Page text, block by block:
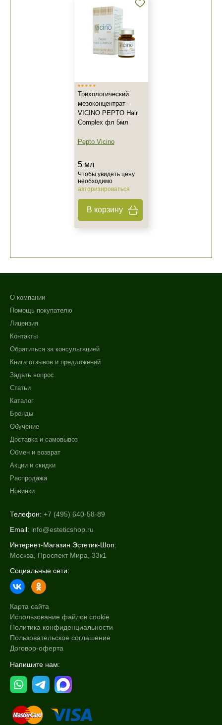
Трихологический
мезоконцентрат -
VICINO PEPTO Hair
Complex фл 5мл
Pepto Vicino
5 мл
Чтобы увидеть цену
необходимо
авторизироваться
В корзину
О компании
Помощь покупателю
Лицензия
Контакты
Обратиться за консультацией
Книга отзывов и предложений
Задать вопрос
Статьи
Каталог
Бренды
Обучение
Доставка и самовывоз
Обмен и возврат
Акции и скидки
Распродажа
Новинки
Телефон: +7 (495) 640-58-89
Email: info@esteticshop.ru
Интернет-Магазин Эстетик-Шоп:
Москва, Проспект Мира, 33к1
Социальные сети:
Карта сайта
Использование файлов cookie
Политика конфиденциальности
Пользовательское соглашение
Договор-оферта
Напишите нам:
Не показывать предложение о консультации
+7 (495) 640-58-89
+7 (929) 933-09-89